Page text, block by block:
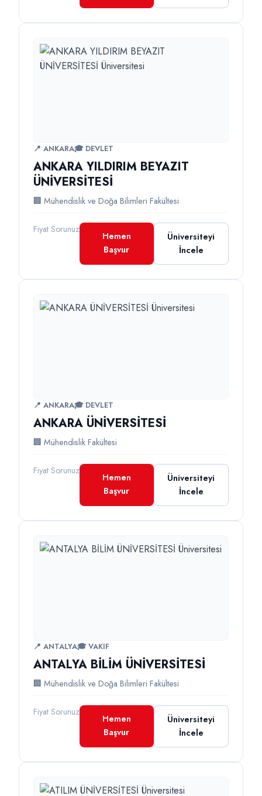
📍 ANKARA🎓 DEVLET
ANKARA YILDIRIM BEYAZIT
ÜNİVERSİTESİ
🏢 Mühendislik ve Doğa Bilimleri Fakültesi
Fiyat Sorunuz
Hemen
Başvur
Üniversiteyi
İncele
📍 ANKARA🎓 DEVLET
ANKARA ÜNİVERSİTESİ
🏢 Mühendislik Fakültesi
Fiyat Sorunuz
Hemen
Başvur
Üniversiteyi
İncele
📍 ANTALYA🎓 VAKIF
ANTALYA BİLİM ÜNİVERSİTESİ
🏢 Mühendislik ve Doğa Bilimleri Fakültesi
Fiyat Sorunuz
Hemen
Başvur
Üniversiteyi
İncele